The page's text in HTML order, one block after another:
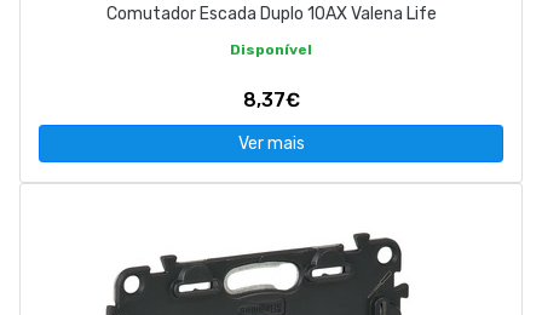
Comutador Escada Duplo 10AX Valena Life
Disponível
8,37€
Ver mais